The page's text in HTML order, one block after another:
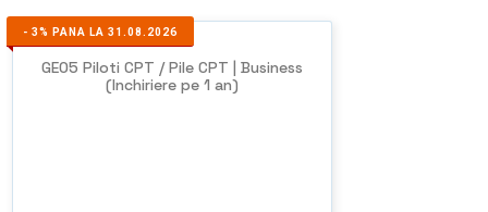
- 3% PANA LA 31.08.2026
GEO5 Piloti CPT / Pile CPT | Business
(Inchiriere pe 1 an)